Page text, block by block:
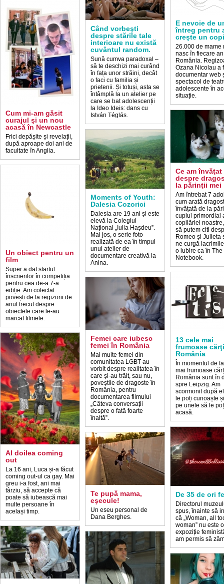
Cum mi-am găsit
curajul şi un nou
acasă în Newcastle
Frici depășite și revelații,
după aproape doi ani de
facultate în Anglia.
Un obiect pentru un
film
Super a dat startul
înscrierilor în competiția
pentru cea de-a 7-a
ediție. Am colectat
povești de la regizorii de
anul trecut despre
obiectele care le-au
marcat filmele.
Al doilea coming
out
La 16 ani, Luca și-a făcut
coming out-ul ca gay. Mai
greu i-a fost, ani mai
târziu, să accepte că
poate să iubească mai
multe persoane în
același timp.
Când vorbeşti
despre stările tale
interioare nu există
cuvântul random.
Sună cumva paradoxal –
să te deschizi mai curând
în fața unor străini, decât
o faci cu familia și
prietenii. Și totuși, asta se
întâmplă la un atelier pe
care se bat adolescenții
la Ideo Ideis: dans cu
István Téglás.
Moments of Youth:
Dalesia Cozorici
Dalesia are 19 ani și este
elevă la Colegiul
Național „Iulia Hașdeu”.
Mai jos, o serie foto
realizată de ea în timpul
unui atelier de
documentare creativă la
Anina.
Femei care iubesc
femei în România
Mai multe femei din
comunitatea LGBT au
vorbit despre realitatea în
care și-au trăit, sau nu,
poveștile de dragoste în
România, pentru
documentarea filmului
„Câteva conversații
despre o fată foarte
înaltă”.
Te pupă mama,
eşecule!
Un eseu personal de
Dana Berghes.
E nevoie de
întreg pentru
creşte un
26.000 de mame
nasc în fiecare
România.
Ozana Nicolau a
documentar web
spectacol de
adolescente în
situație.
Ce am învăţat
despre
la părinţii mei
Am întrebat 7
cum arată
învățată de la
cuplul primordial
copilăriei
să putem citi
Romeo și Julieta
ne curgă
o iubire ca în The
Notebook.
13 cele mai
frumoase
România
În momentul de
mai frumoase
România sunt în
spre Leipzig. Am
scormonit după
le poți cunoaște
pe unele să le
acasă.
De 35 de ori
Directorul
spus, înainte să
că „Woman, all
woman” nu este o
expoziție
am permis să